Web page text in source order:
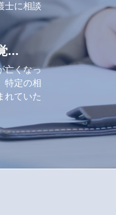
士に相談
...
亡くなっ
特定の相
れていた